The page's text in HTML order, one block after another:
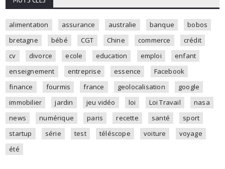
alimentation assurance australie banque
bobos
bretagne
bébé CGT Chine commerce
crédit
cv
divorce ecole education emploi
enfant
enseignement
entreprise essence
Facebook
finance
fourmis france geolocalisation
google
immobilier
jardin jeu vidéo loi Loi Travail
nasa
news
numérique paris recette santé
sport
startup
série test téléscope voiture
voyage
été